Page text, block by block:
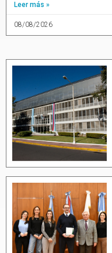
Leer más »
08/08/2026